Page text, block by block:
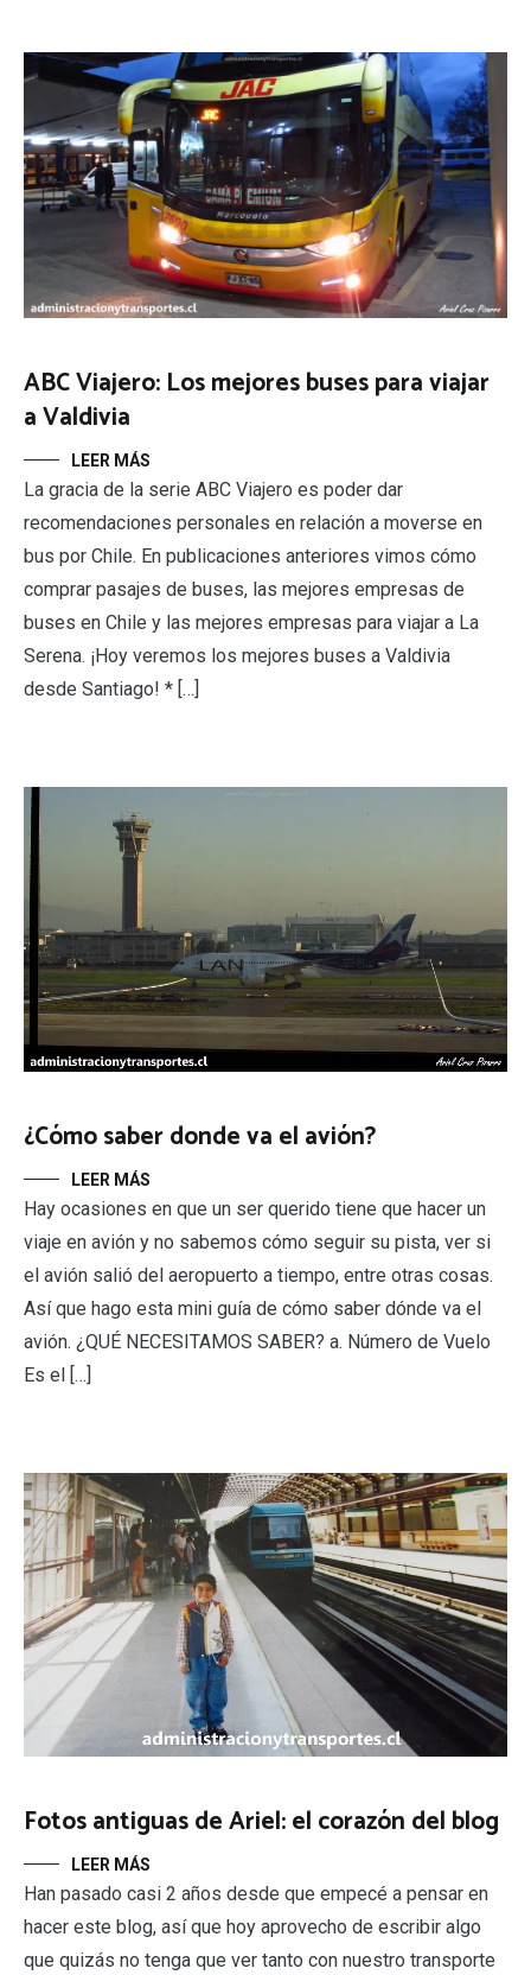
ABC Viajero: Los mejores buses para viajar
a Valdivia
LEER MÁS
La gracia de la serie ABC Viajero es poder dar
recomendaciones personales en relación a moverse en
bus por Chile. En publicaciones anteriores vimos cómo
comprar pasajes de buses, las mejores empresas de
buses en Chile y las mejores empresas para viajar a La
Serena. ¡Hoy veremos los mejores buses a Valdivia
desde Santiago! * […]
¿Cómo saber donde va el avión?
LEER MÁS
Hay ocasiones en que un ser querido tiene que hacer un
viaje en avión y no sabemos cómo seguir su pista, ver si
el avión salió del aeropuerto a tiempo, entre otras cosas.
Así que hago esta mini guía de cómo saber dónde va el
avión. ¿QUÉ NECESITAMOS SABER? a. Número de Vuelo
Es el […]
Fotos antiguas de Ariel: el corazón del blog
LEER MÁS
Han pasado casi 2 años desde que empecé a pensar en
hacer este blog, así que hoy aprovecho de escribir algo
que quizás no tenga que ver tanto con nuestro transporte